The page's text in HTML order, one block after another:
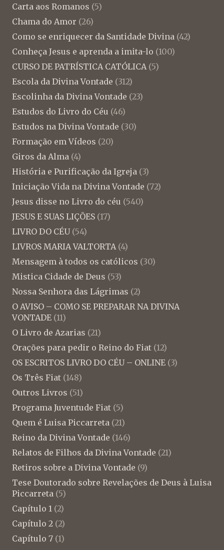
Carta aos Romanos (5)
Chama do Amor (26)
Como se enriquecer da Santidade Divina (42)
Conheça Jesus e aprenda a imita-lo (100)
CURSO DE PATRÍSTICA CATÓLICA (5)
Escola da Divina Vontade (312)
Escolinha da Divina Vontade (23)
Estudos do Livro do Céu (46)
Estudos na Divina Vontade (30)
Formação em Vídeos (20)
Giros da Alma (4)
História e Purificação da Igreja (3)
Iniciação Vida na Divina Vontade (72)
Jesus disse no Livro do céu (540)
JESUS E SUAS LIÇÕES (17)
LIVRO DO CÉU (54)
LIVROS MARIA VALTORTA (4)
Mensagem à todos os católicos (30)
Mistica Cidade de Deus (53)
Nossa Senhora das Lágrimas (2)
O AVISO – COMO SE PREPARAR NA DIVINA
VONTADE (11)
O Livro de Azarias (21)
Orações para pedir o Reino do Fiat (12)
OS ESCRITOS LIVRO DO CÉU – ONLINE (3)
Os Três Fiat (148)
Outros Livros (51)
Programa Juventude Fiat (5)
Quem é Luisa Piccarreta (21)
Reino da Divina Vontade (146)
Relatos de Filhos da Divina Vontade (21)
Retiros sobre a Divina Vontade (9)
Tese Doutorado sobre Revelações de Deus à Luisa
Piccarreta (5)
Capítulo 1 (2)
Capítulo 2 (2)
Capítulo 7 (1)